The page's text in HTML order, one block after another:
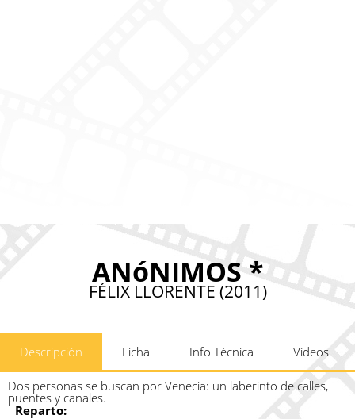
ANóNIMOS *
FÉLIX LLORENTE (2011)
Descripción Ficha Info Técnica Vídeos
Dos personas se buscan por Venecia: un laberinto de calles,
puentes y canales.
Reparto: